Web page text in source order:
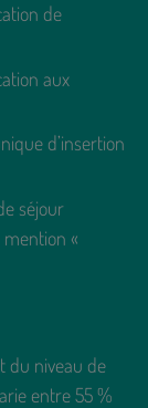
de
aux
d’insertion
séjour
«
du niveau de
entre 55 %